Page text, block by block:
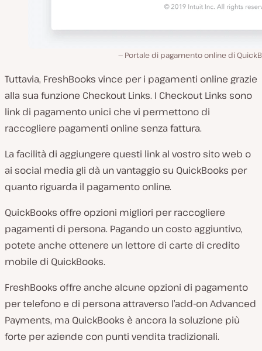
Portale di pagamento online di
Tuttavia, FreshBooks vince per i pagamenti online grazie
alla sua funzione Checkout Links. I Checkout Links sono
link di pagamento unici che vi permettono di
raccogliere pagamenti online senza fattura.
La facilità di aggiungere questi link al vostro sito web o
ai social media gli dà un vantaggio su QuickBooks per
quanto riguarda il pagamento online.
QuickBooks offre opzioni migliori per raccogliere
pagamenti di persona. Pagando un costo aggiuntivo,
potete anche ottenere un lettore di carte di credito
mobile di QuickBooks.
FreshBooks offre anche alcune opzioni di pagamento
per telefono e di persona attraverso l’add-on Advanced
Payments, ma QuickBooks è ancora la soluzione più
forte per aziende con punti vendita tradizionali.